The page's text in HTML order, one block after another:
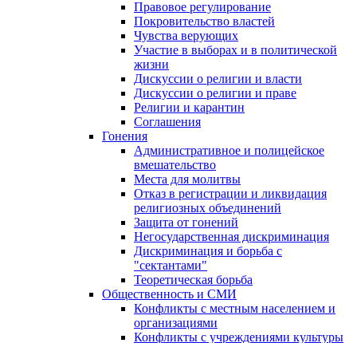
Правовое регулирование
Покровительство властей
Чувства верующих
Участие в выборах и в политической
жизни
Дискуссии о религии и власти
Дискуссии о религии и праве
Религии и карантин
Соглашения
Гонения
Административное и полицейское
вмешательство
Места для молитвы
Отказ в регистрации и ликвидация
религиозных объединений
Защита от гонений
Негосударственная дискриминация
Дискриминация и борьба с
"сектантами"
Теоретическая борьба
Общественность и СМИ
Конфликты с местным населением и
организациями
Конфликты с учреждениями культуры